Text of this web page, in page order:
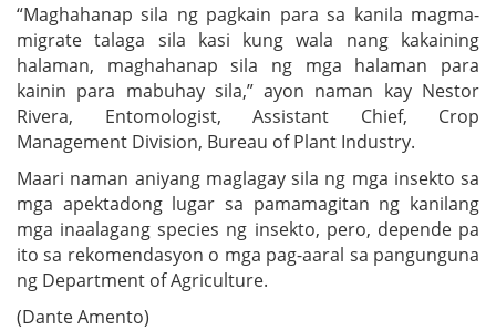
“Maghahanap sila ng pagkain para sa kanila magma-
migrate talaga sila kasi kung wala nang kakaining
halaman, maghahanap sila ng mga halaman para
kainin para mabuhay sila,” ayon naman kay Nestor
Rivera, Entomologist, Assistant Chief, Crop
Management Division, Bureau of Plant Industry.
Maari naman aniyang maglagay sila ng mga insekto sa
mga apektadong lugar sa pamamagitan ng kanilang
mga inaalagang species ng insekto, pero, depende pa
ito sa rekomendasyon o mga pag-aaral sa pangunguna
ng Department of Agriculture.
(Dante Amento)